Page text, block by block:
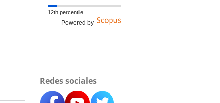
12th percentile
Powered by
Redes sociales